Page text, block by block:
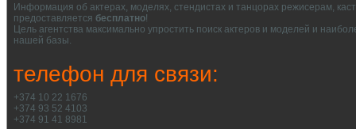
Информация об актерах, моделях, стендистах и танцорах режисерам,
предоставляется бесплатно!
Цель агентства максимально упростить поиск актеров и моделей и
нашей базы.
телефон для связи:
+374 10 22 1676
+374 93 52 4103
+374 91 41 8981